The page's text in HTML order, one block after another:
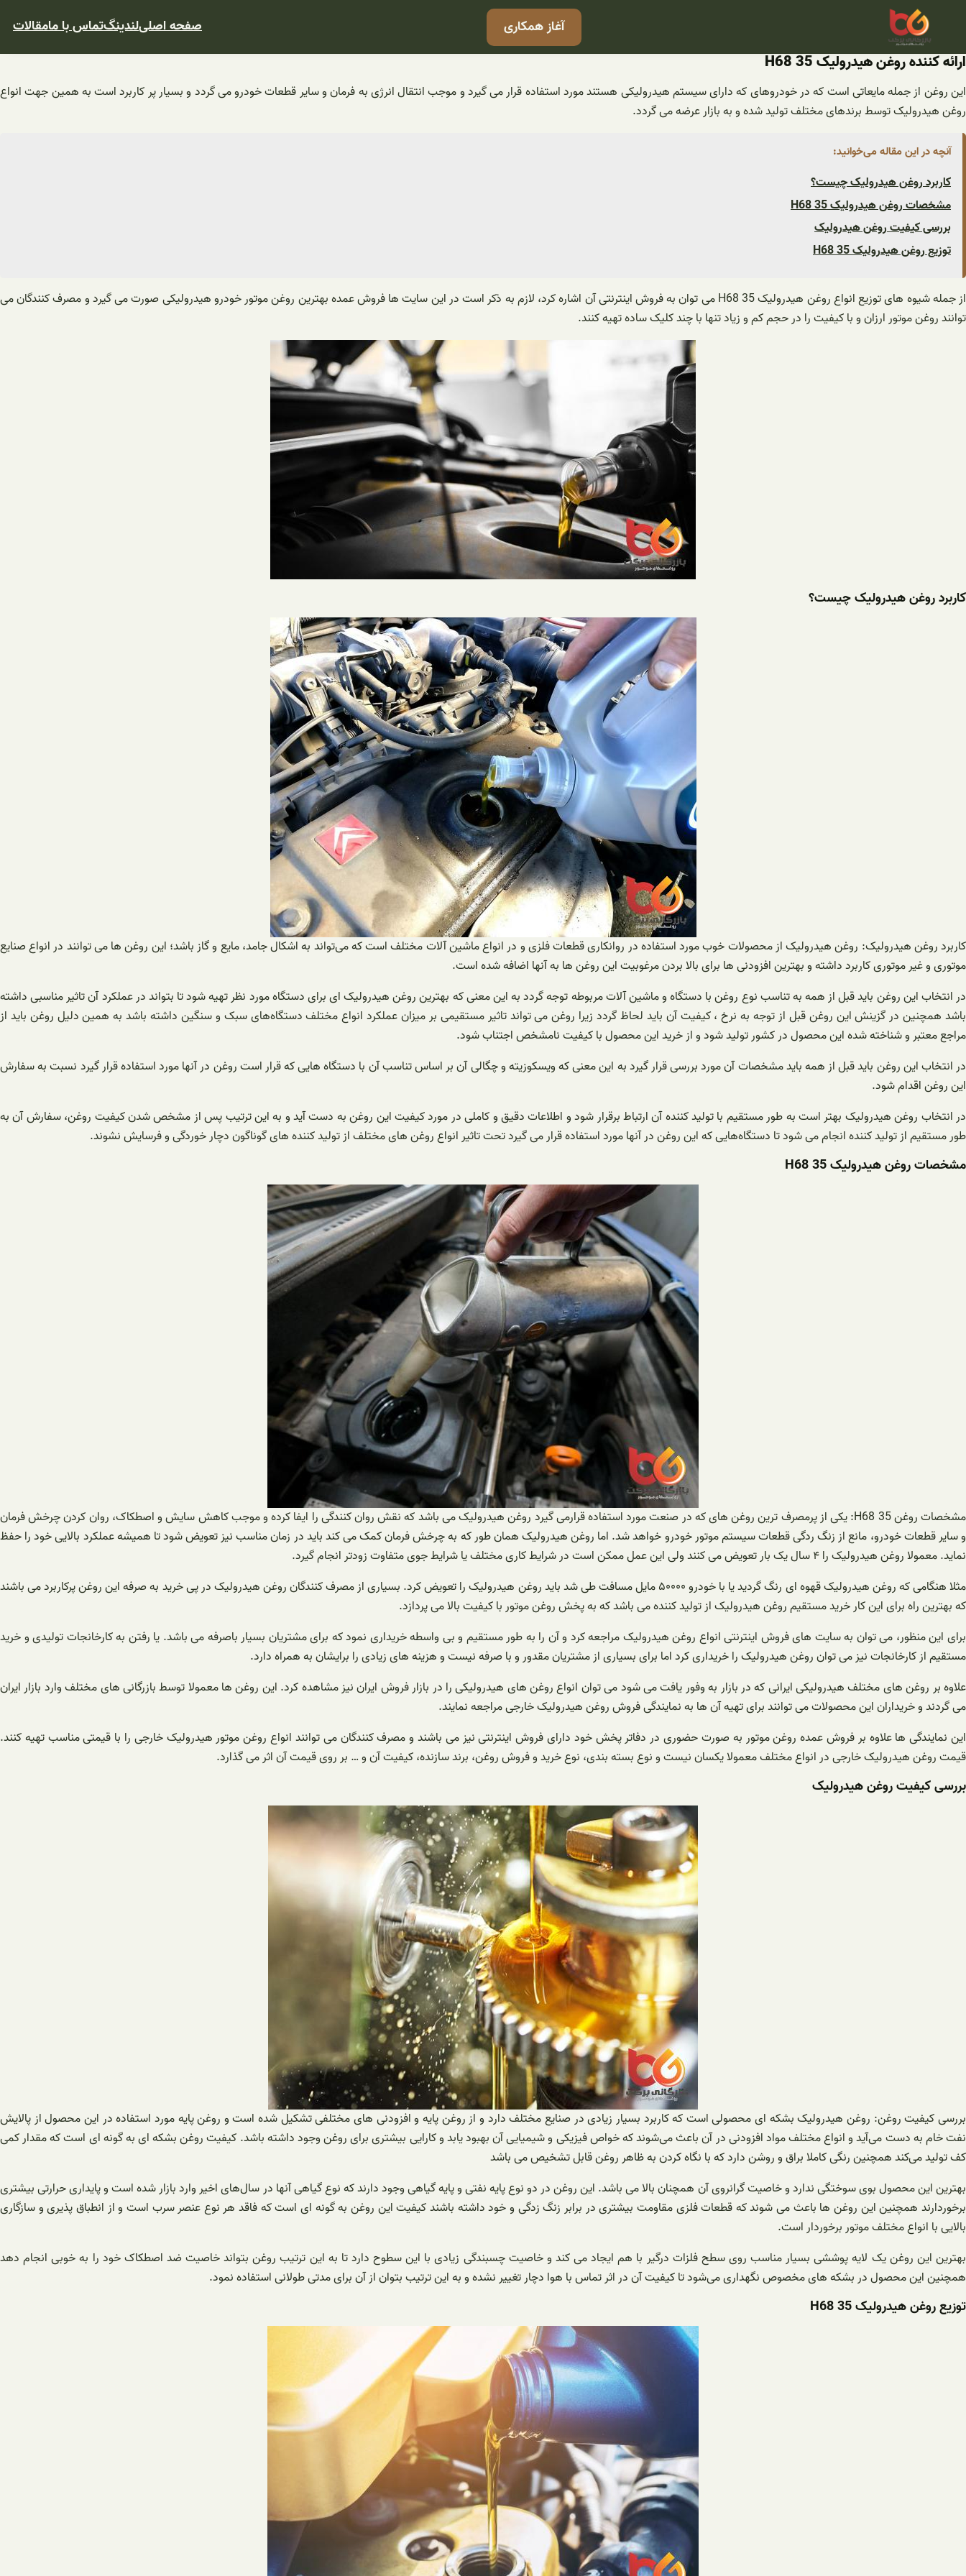
آغاز همکاری صفحه اصلیلندینگتماس با مامقالات
ارائه کننده روغن هیدرولیک H68 35
این روغن از جمله مایعاتی است که در خودروهای که دارای سیستم هیدرولیکی هستند مورد استفاده قرار می گیرد و موجب انتقال انرژی به فرمان و سایر قطعات خودرو می گردد و بسیار پر کاربرد است به همین جهت انواع
روغن هیدرولیک توسط برندهای مختلف تولید شده و به بازار عرضه می گردد.
آنچه در این مقاله می‌خوانید:
کاربرد روغن هیدرولیک چیست؟
مشخصات روغن هیدرولیک H68 35
بررسی کیفیت روغن هیدرولیک
توزیع روغن هیدرولیک H68 35
از جمله شیوه های توزیع انواع روغن هیدرولیک H68 35 می توان به فروش اینترنتی آن اشاره کرد، لازم به ذکر است در این سایت ها فروش عمده بهترین روغن موتور خودرو هیدرولیکی صورت می گیرد و مصرف کنندگان می
توانند روغن موتور ارزان و با کیفیت را در حجم کم و زیاد تنها با چند کلیک ساده تهیه کنند.
کاربرد روغن هیدرولیک چیست؟
کاربرد روغن هیدرولیک: روغن هیدرولیک از محصولات خوب مورد استفاده در روانکاری قطعات فلزی و در انواع ماشین آلات مختلف است که می‌تواند به اشکال جامد، مایع و گاز باشد؛ این روغن ها می توانند در انواع صنایع
موتوری و غیر موتوری کاربرد داشته و بهترین افزودنی ها برای بالا بردن مرغوبیت این روغن ها به آنها اضافه شده است.
در انتخاب این روغن باید قبل از همه به تناسب نوع روغن با دستگاه و ماشین آلات مربوطه توجه گردد به این معنی که بهترین روغن هیدرولیک ای برای دستگاه مورد نظر تهیه شود تا بتواند در عملکرد آن تاثیر مناسبی داشته
باشد همچنین در گزینش این روغن قبل از توجه به نرخ ، کیفیت آن باید لحاظ گردد زیرا روغن می تواند تاثیر مستقیمی بر میزان عملکرد انواع مختلف دستگاه‌های سبک و سنگین داشته باشد به همین دلیل روغن باید از
مراجع معتبر و شناخته شده این محصول در کشور تولید شود و از خرید این محصول با کیفیت نامشخص اجتناب شود.
در انتخاب این روغن باید قبل از همه باید مشخصات آن مورد بررسی قرار گیرد به این معنی که ویسکوزیته و چگالی آن بر اساس تناسب آن با دستگاه هایی که قرار است روغن در آنها مورد استفاده قرار گیرد نسبت به سفارش
این روغن اقدام شود.
در انتخاب روغن هیدرولیک بهتر است به طور مستقیم با تولید کننده آن ارتباط برقرار شود و اطلاعات دقیق و کاملی در مورد کیفیت این روغن به دست آید و به این ترتیب پس از مشخص شدن کیفیت روغن، سفارش آن به
طور مستقیم از تولید کننده انجام می شود تا دستگاه‌هایی که این روغن در آنها مورد استفاده قرار می گیرد تحت تاثیر انواع روغن های مختلف از تولید کننده های گوناگون دچار خوردگی و فرسایش نشوند.
مشخصات روغن هیدرولیک H68 35
مشخصات روغن H68 35: یکی از پرمصرف ترین روغن های که در صنعت مورد استفاده قرارمی گیرد روغن هیدرولیک می باشد که نقش روان کنندگی را ایفا کرده و موجب کاهش سایش و اصطکاک، روان کردن چرخش فرمان
و سایر قطعات خودرو، مانع از زنگ ردگی قطعات سیستم موتور خودرو خواهد شد. اما روغن هیدرولیک همان طور که به چرخش فرمان کمک می کند باید در زمان مناسب نیز تعویض شود تا همیشه عملکرد بالایی خود را حفظ
نماید. معمولا روغن هیدرولیک را ۴ سال یک بار تعویض می کنند ولی این عمل ممکن است در شرایط کاری مختلف یا شرایط جوی متفاوت زودتر انجام گیرد.
مثلا هنگامی که روغن هیدرولیک قهوه ای رنگ گردید یا با خودرو ۵۰۰۰۰ مایل مسافت طی شد باید روغن هیدرولیک را تعویض کرد. بسیاری از مصرف کنندگان روغن هیدرولیک در پی خرید به صرفه این روغن پرکاربرد می باشند
که بهترین راه برای این کار خرید مستقیم روغن هیدرولیک از تولید کننده می باشد که به پخش روغن موتور با کیفیت بالا می پردازد.
برای این منظور، می توان به سایت های فروش اینترنتی انواع روغن هیدرولیک مراجعه کرد و آن را به طور مستقیم و بی واسطه خریداری نمود که برای مشتریان بسیار باصرفه می باشد. یا رفتن به کارخانجات تولیدی و خرید
مستقیم از کارخانجات نیز می توان روغن هیدرولیک را خریداری کرد اما برای بسیاری از مشتریان مقدور و با صرفه نیست و هزینه های زیادی را برایشان به همراه دارد.
علاوه بر روغن های مختلف هیدرولیکی ایرانی که در بازار به وفور یافت می شود می توان انواع روغن های هیدرولیکی را در بازار فروش ایران نیز مشاهده کرد. این روغن ها معمولا توسط بازرگانی های مختلف وارد بازار ایران
می گردند و خریداران این محصولات می توانند برای تهیه آن ها به نمایندگی فروش روغن هیدرولیک خارجی مراجعه نمایند.
این نمایندگی ها علاوه بر فروش عمده روغن موتور به صورت حضوری در دفاتر پخش خود دارای فروش اینترنتی نیز می باشند و مصرف کنندگان می توانند انواع روغن موتور هیدرولیک خارجی را با قیمتی مناسب تهیه کنند.
قیمت روغن هیدرولیک خارجی در انواع مختلف معمولا یکسان نیست و نوع بسته بندی، نوع خرید و فروش روغن، برند سازنده، کیفیت آن و … بر روی قیمت آن اثر می گذارد.
بررسی کیفیت روغن هیدرولیک
بررسی کیفیت روغن: روغن هیدرولیک بشکه ای محصولی است که کاربرد بسیار زیادی در صنایع مختلف دارد و از روغن پایه و افزودنی های مختلفی تشکیل شده است و روغن پایه مورد استفاده در این محصول از پالایش
نفت خام به دست می‌آید و انواع مختلف مواد افزودنی در آن باعث می‌شوند که خواص فیزیکی و شیمیایی آن بهبود یابد و کارایی بیشتری برای روغن وجود داشته باشد. کیفیت روغن بشکه ای به گونه ای است که مقدار کمی
کف تولید می‌کند همچنین رنگی کاملا براق و روشن دارد که با نگاه کردن به ظاهر روغن قابل تشخیص می باشد
بهترین این محصول بوی سوختگی ندارد و خاصیت گرانروی آن همچنان بالا می باشد. این روغن در دو نوع پایه نفتی و پایه گیاهی وجود دارند که نوع گیاهی آنها در سال‌های اخیر وارد بازار شده است و پایداری حرارتی بیشتری
برخوردارند همچنین این روغن ها باعث می شوند که قطعات فلزی مقاومت بیشتری در برابر زنگ زدگی و خود داشته باشند کیفیت این روغن به گونه ای است که فاقد هر نوع عنصر سرب است و از انطباق پذیری و سازگاری
بالایی با انواع مختلف موتور برخوردار است.
بهترین این روغن یک لایه پوششی بسیار مناسب روی سطح فلزات درگیر با هم ایجاد می کند و خاصیت چسبندگی زیادی با این سطوح دارد تا به این ترتیب روغن بتواند خاصیت ضد اصطکاک خود را به خوبی انجام دهد
همچنین این محصول در بشکه های مخصوص نگهداری می‌شود تا کیفیت آن در اثر تماس با هوا دچار تغییر نشده و به این ترتیب بتوان از آن برای مدتی طولانی استفاده نمود.
توزیع روغن هیدرولیک H68 35